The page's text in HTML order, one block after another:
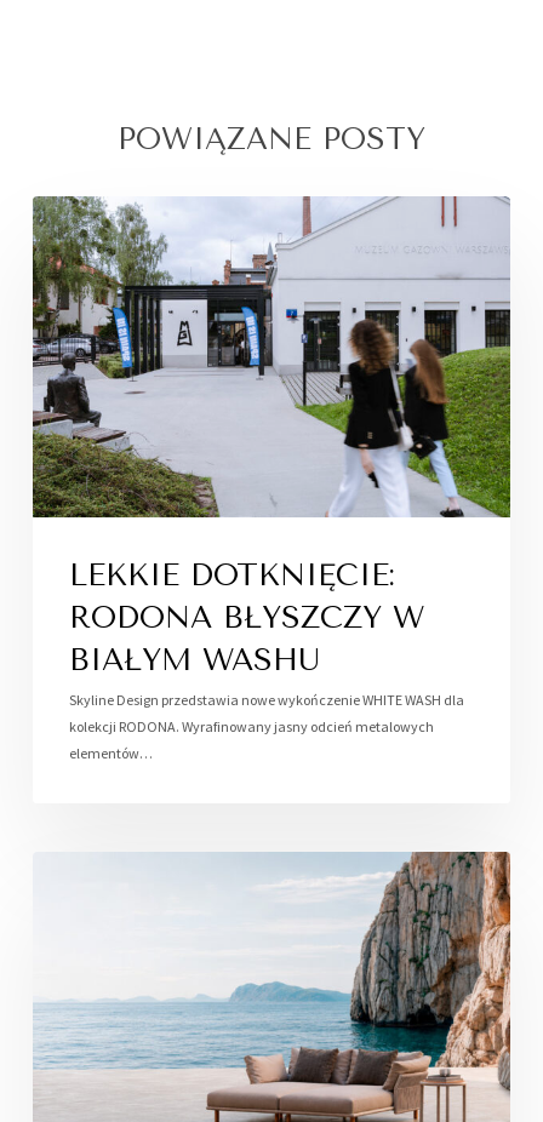
POWIĄZANE POSTY
LEKKIE DOTKNIĘCIE:
RODONA BŁYSZCZY W
BIAŁYM WASHU
Skyline Design przedstawia nowe wykończenie WHITE WASH dla
kolekcji RODONA. Wyrafinowany jasny odcień metalowych
elementów…